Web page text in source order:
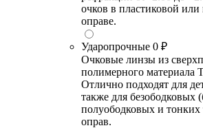
очков в пластиковой или
оправе.
Ударопрочные 0 ₽
Очковые линзы из
полимерного материала
Отлично подходят для
также для безободковых
полуободковых и
оправ.